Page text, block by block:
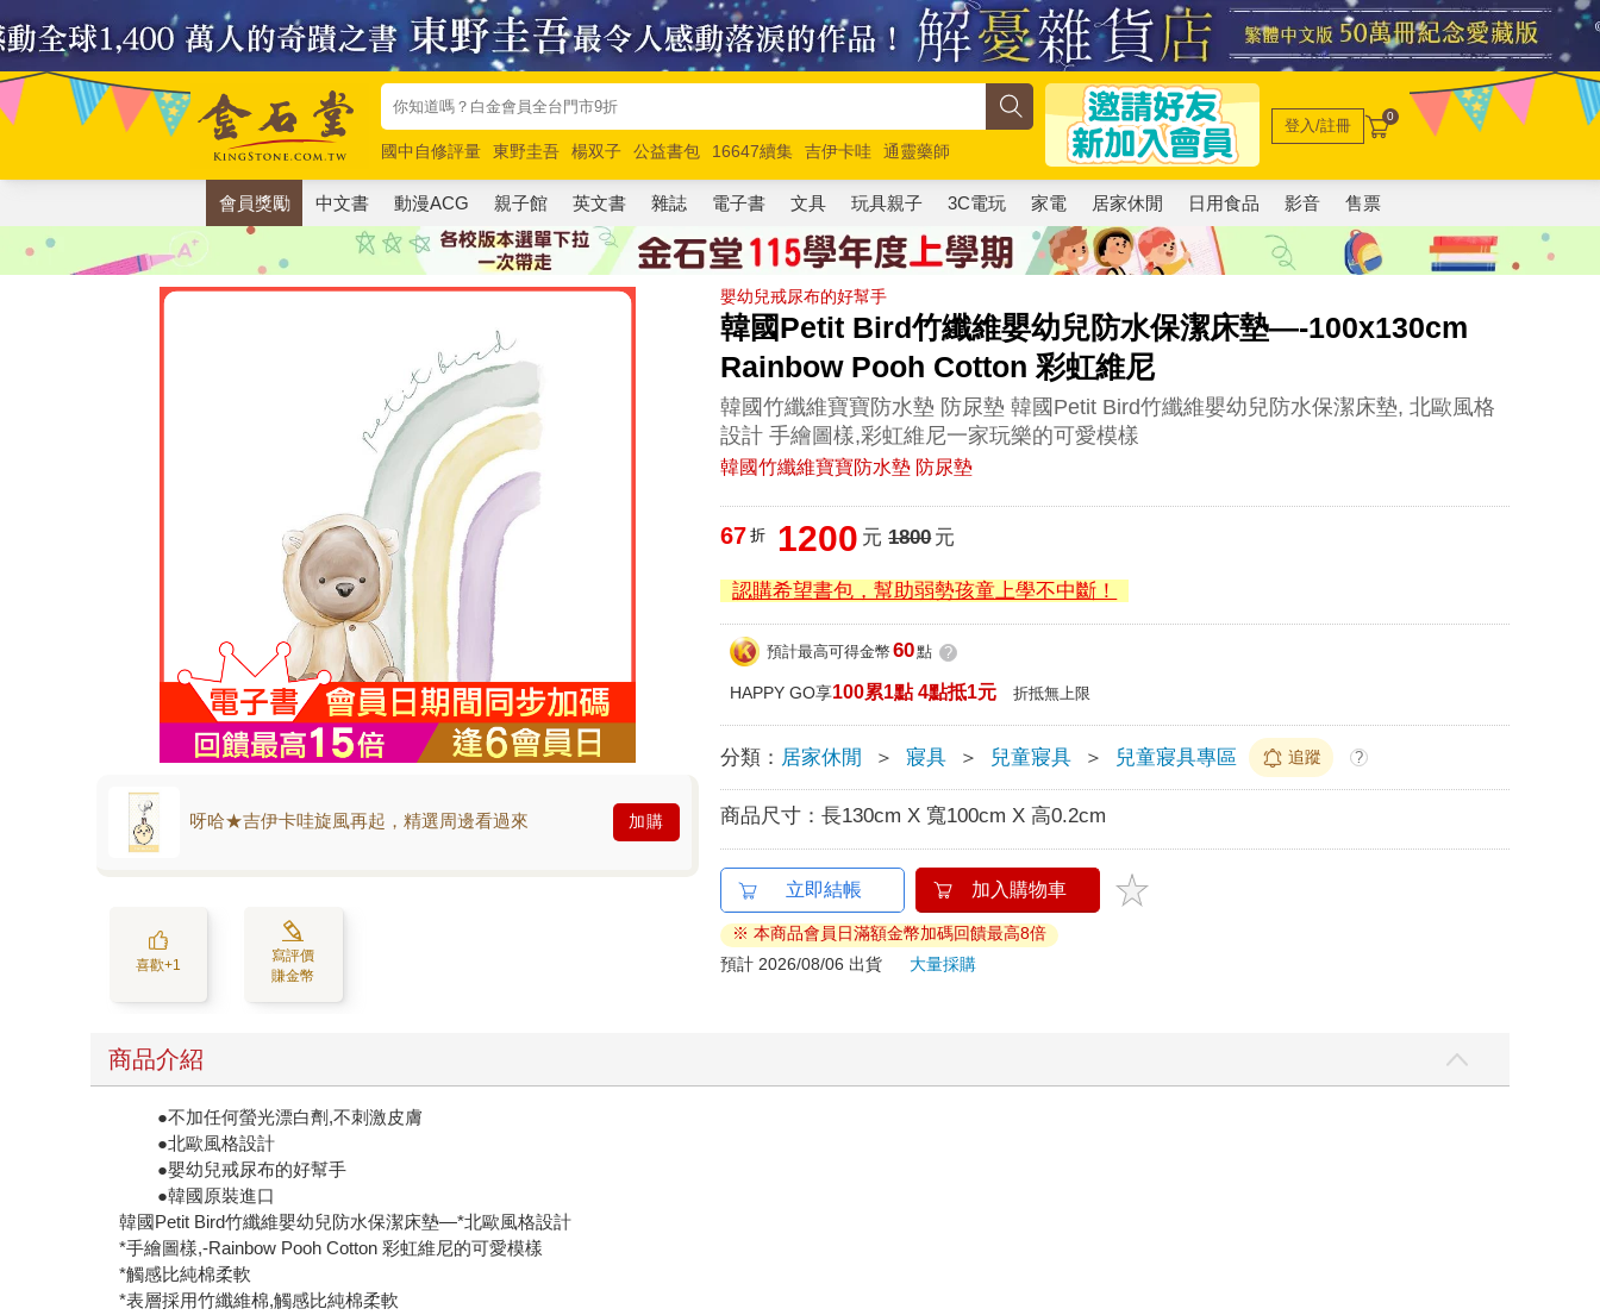
國中自修評量 東野圭吾 楊双子 公益書包 16647續集 吉伊卡哇
通靈藥師
唯紅花綻放
奧德賽 路邊攤新作 馬斯克 玩具總動員5 超慢跑
登入/註冊 0
會員獎勵 中文書 動漫ACG 親子館 英文書 雜誌 電子書 文具 玩具親子 3C電玩 家電 居家休閒 日用食品 影音 售票
嬰幼兒戒尿布的好幫手
韓國Petit Bird竹纖維嬰幼兒防水保潔床墊—-100x130cm
Rainbow Pooh Cotton 彩虹維尼
韓國竹纖維寶寶防水墊 防尿墊 韓國Petit Bird竹纖維嬰幼兒防水保潔床墊, 北歐風格
設計 手繪圖樣,彩虹維尼一家玩樂的可愛模樣
韓國竹纖維寶寶防水墊 防尿墊
呀哈★吉伊卡哇旋風再起，精選周邊看過來 加購
喜歡+1
寫評價
賺金幣
67 折 1200 元 1800元
認購希望書包，幫助弱勢孩童上學不中斷！
預計最高可得金幣 60點 ?
HAPPY GO享100累1點 4點抵1元 折抵無上限
分類： 居家休閒 ＞ 寢具 ＞ 兒童寢具 ＞ 兒童寢具專區 追蹤 ?
商品尺寸：長130cm X 寬100cm X 高0.2cm
立即結帳 加入購物車
※ 本商品會員日滿額金幣加碼回饋最高8倍
預計 2026/08/06 出貨
大量採購
商品介紹
●不加任何螢光漂白劑,不刺激皮膚
●北歐風格設計
●嬰幼兒戒尿布的好幫手
●韓國原裝進口
韓國Petit Bird竹纖維嬰幼兒防水保潔床墊—*北歐風格設計
*手繪圖樣,-Rainbow Pooh Cotton 彩虹維尼的可愛模樣
*觸感比純棉柔軟
*表層採用竹纖維棉,觸感比純棉柔軟